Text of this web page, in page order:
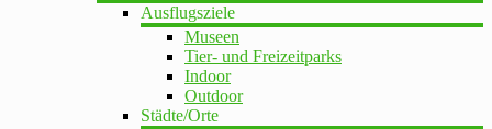
Ausflugsziele
Museen
Tier- und Freizeitparks
Indoor
Outdoor
Städte/Orte